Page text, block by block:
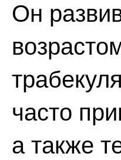
Он
часто
а также